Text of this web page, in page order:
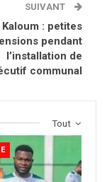
SUIVANT
Kaloum : petites
pendant
l’installation de
communal
Tout